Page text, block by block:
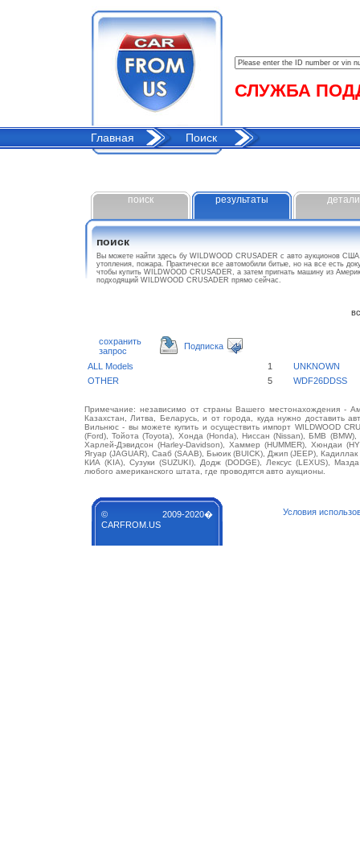
СЛУЖБА
Главная Поиск
поиск результаты детали
поиск
Вы можете найти здесь бу WILDWOOD CRUSADER с авто аукционов
утопления, пожара. Практически все автомобили битые, но на все есть
чтобы купить WILDWOOD CRUSADER, а затем пригнать машину из
подходящий WILDWOOD CRUSADER прямо сейчас.
сохранить
запрос
Подписка
ALL Models 1
UNKNOWN
OTHER
5 WDF26DDSS
Примечание: независимо от страны Вашего местонахождения -
Казахстан, Литва, Беларусь, и от города, куда нужно доставить
Вильнюс - вы можете купить и осуществить импорт WILDWOOD
(Ford), Тойота (Toyota), Хонда (Honda), Ниссан (Nissan), БМВ
Харлей-Дэвидсон (Harley-Davidson), Хаммер (HUMMER), Хюндаи
Ягуар (JAGUAR), Сааб (SAAB), Бьюик (BUICK), Джип (JEEP),
КИА (KIA), Сузуки (SUZUKI), Додж (DODGE), Лексус (LEXUS),
любого американского штата, где проводятся авто аукционы.
© 2009-2020�
CARFROM.US
Условия